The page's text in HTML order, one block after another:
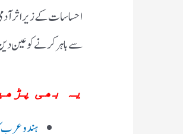
احساسات کے زیر اثر
سے باہر کرنے کو عین
یہ بھی
ہندو عرب